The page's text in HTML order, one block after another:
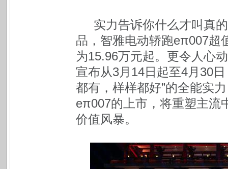
实力告诉你什么才叫真
品，智雅电动轿跑eπ007超
为15.96万元起。更令人心
宣布从3月14日起至4月30
都有，样样都好”的全能实
eπ007的上市，将重塑主流
价值风暴。